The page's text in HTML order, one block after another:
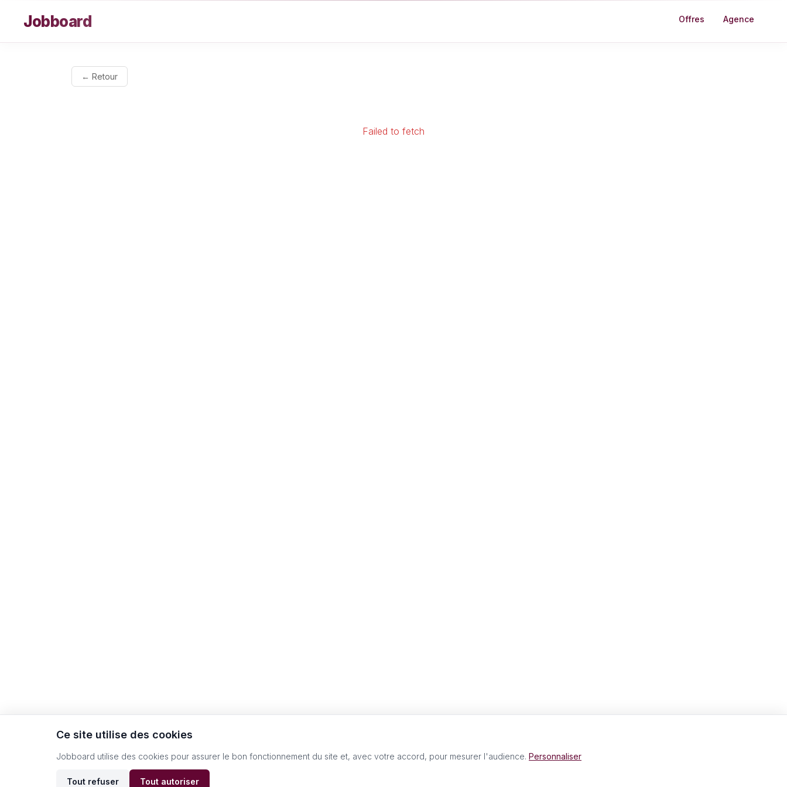
Jobboard Offres Agence
← Retour
Failed to fetch
Ce site utilise des cookies
Jobboard utilise des cookies pour assurer le bon fonctionnement du site et, avec votre accord, pour mesurer l'audience. Personnaliser
Tout refuser Tout autoriser